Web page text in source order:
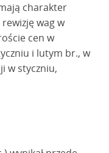
charakter
wag w
cen w
i lutym br., w
w styczniu,